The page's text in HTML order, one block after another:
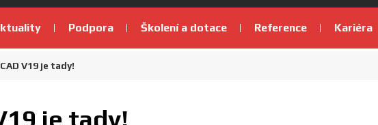
Podpora Školení a dotace Reference Kariéra
V19 je tady!
je tady!